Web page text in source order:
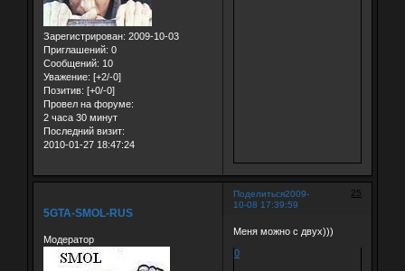
Зарегистрирован: 2009-10-03
Приглашений: 0
Сообщений: 10
Уважение: [+2/-0]
Позитив: [+0/-0]
Провел на форуме:
2 часа 30 минут
Последний визит:
2010-01-27 18:47:24
Поделиться 25
2009-
10-08 17:39:59
5GTA-SMOL-RUS
Модератор
Меня можно с двух)))
0